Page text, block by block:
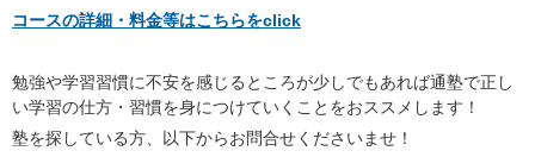
コースの詳細・料金等はこちらをclick
勉強や学習習慣に不安を感じるところが少しでもあれば通塾で正し
い学習の仕方・習慣を身につけていくことをおススメします！
塾を探している方、以下からお問合せくださいませ！